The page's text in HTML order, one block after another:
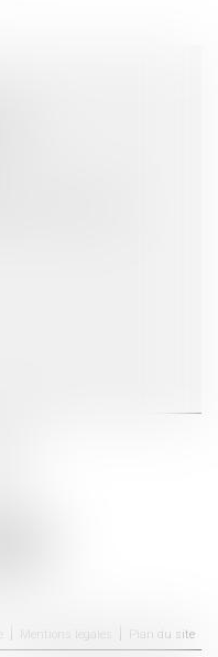
Plan du site
Mentions légales